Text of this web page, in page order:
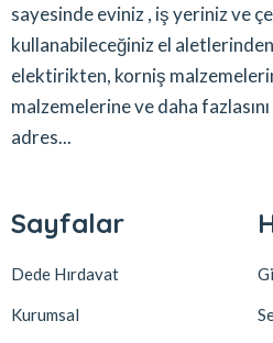
sayesinde eviniz , iş yeriniz ve
kullanabileceğiniz el
elektirikten, korniş
malzemelerine ve daha
adres...
Sayfalar
Dede Hırdavat
Kurumsal